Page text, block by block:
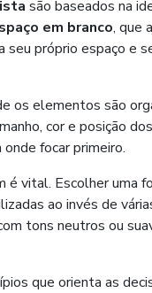
são baseados na
em branco, que
próprio espaço e
os elementos são
cor e posição
focar primeiro.
vital. Escolher uma
ao invés de
tons neutros ou
que orienta as